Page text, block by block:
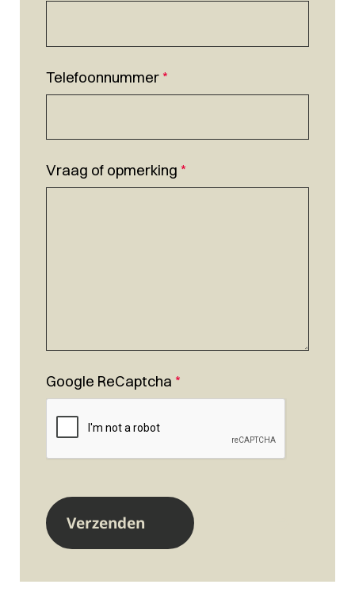
Telefoonnummer*
Vraag of opmerking *
Google ReCaptcha *